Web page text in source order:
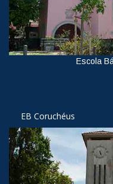
Escola
EB Coruchéus